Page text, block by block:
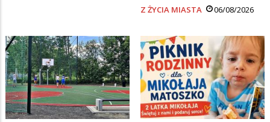
Z ŻYCIA MIASTA 06/08/2026